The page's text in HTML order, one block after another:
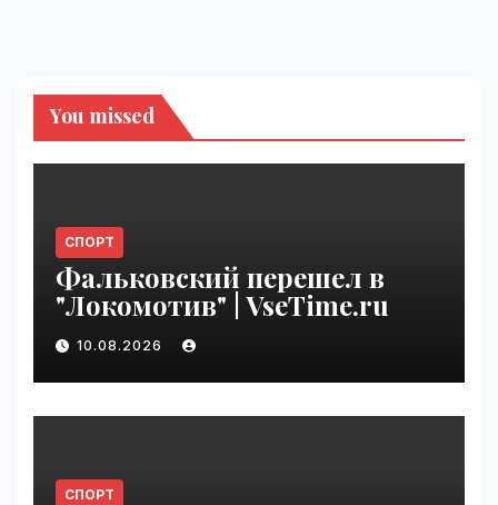
You missed
СПОРТ
Фальковский перешел в
"Локомотив" | VseTime.ru
10.08.2026
СПОРТ